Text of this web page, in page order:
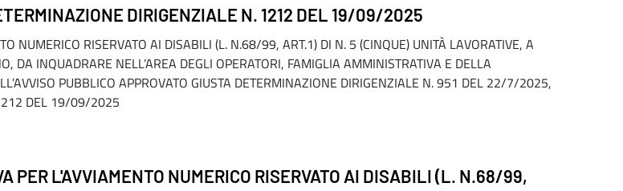
DIRIGENZIALE N. 1212 DEL 19/09/2025
NUMERICO RISERVATO AI DISABILI (L. N.68/99, ART.1) DI N. 5 (CINQUE) UNITÀ LAVORATIVE, A
DA INQUADRARE NELL’AREA DEGLI OPERATORI, FAMIGLIA AMMINISTRATIVA E DELLA
PUBBLICO APPROVATO GIUSTA DETERMINAZIONE DIRIGENZIALE N. 951 DEL 22/7/2025,
DEL 19/09/2025
PER L'AVVIAMENTO NUMERICO RISERVATO AI DISABILI (L. N.68/99,